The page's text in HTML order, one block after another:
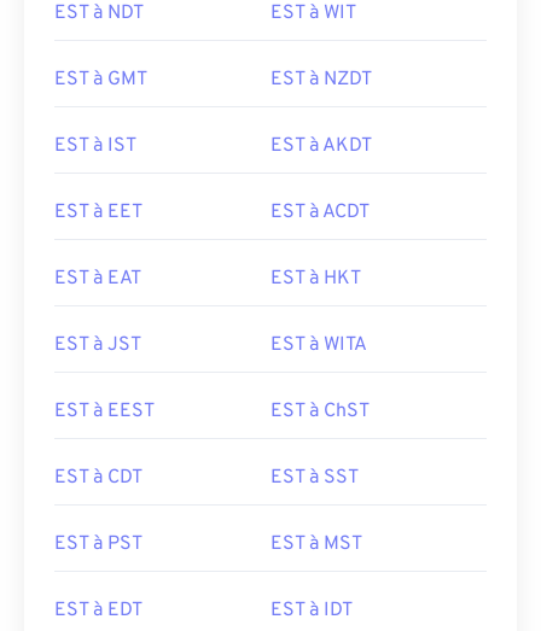
EST à NDT EST à WIT
EST à GMT EST à NZDT
EST à IST EST à AKDT
EST à EET EST à ACDT
EST à EAT EST à HKT
EST à JST EST à WITA
EST à EEST EST à ChST
EST à CDT EST à SST
EST à PST EST à MST
EST à EDT EST à IDT